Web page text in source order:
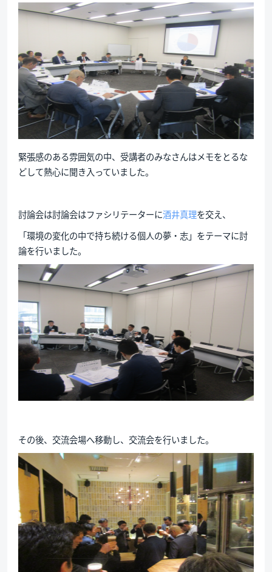
緊張感のある雰囲気の中、受講者のみなさんはメモをとるな
どして熱心に聞き入っていました。
討論会は討論会はファシリテーターに酒井真理を交え、
「環境の変化の中で持ち続ける個人の夢・志」をテーマに討
論を行いました。
その後、交流会場へ移動し、交流会を行いました。